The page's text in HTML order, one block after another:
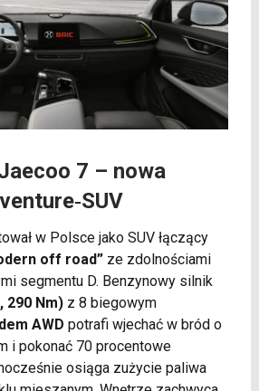
7 – nowa
w Polsce jako SUV łączący
off road”ze zdolnościami
segmentu D. Benzynowy silnik
290 Nm)z 8 biegowym
AWD potrafi wjechać w bród o
i pokonać 70 procentowe
osiąga zużycie paliwa